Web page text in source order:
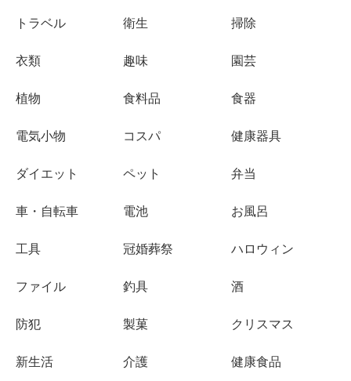
トラベル 衛生 掃除
衣類 趣味 園芸
植物 食料品 食器
電気小物 コスパ 健康器具
ダイエット ペット 弁当
車・自転車 電池 お風呂
工具 冠婚葬祭 ハロウィン
ファイル 釣具 酒
防犯 製菓 クリスマス
新生活 介護 健康食品